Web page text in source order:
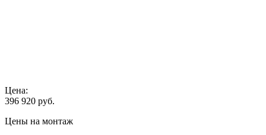
Цена:
396 920 руб.
Цены на монтаж